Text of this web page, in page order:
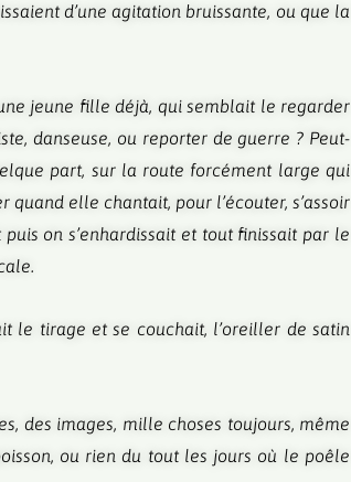
d’une agitation bruissante, ou que la
jeune fille déjà, qui semblait le regarder
danseuse, ou reporter de guerre ? Peut-
part, sur la route forcément large qui
elle chantait, pour l’écouter, s’assoir
on s’enhardissait et tout finissait par le
le tirage et se couchait, l’oreiller de satin
des images, mille choses toujours, même
ou rien du tout les jours où le poêle